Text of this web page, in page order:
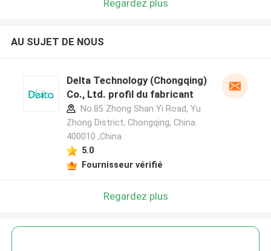
Regardez plus
AU SUJET DE NOUS
Delta Technology (Chongqing)
Co., Ltd. profil du fabricant
No.85 Zhong Shan Yi Road, Yu
Zhong District, Chongqing, China.
400010 ,China
5.0
Fournisseur vérifié
Regardez plus